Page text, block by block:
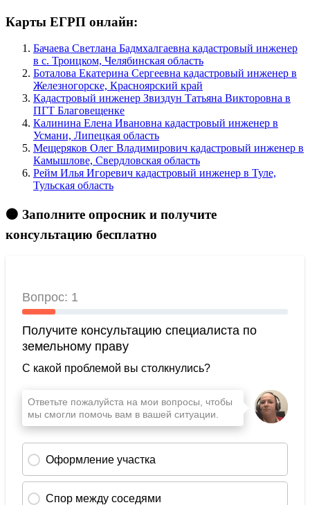
Карты ЕГРП онлайн:
Бачаева Светлана Бадмхалгаевна кадастровый инженер
в c. Троицком, Челябинская область
Боталова Екатерина Сергеевна кадастровый инженер в
Железногорске, Красноярский край
Кадастровый инженер Звиздун Татьяна Викторовна в
ПГТ Благовещенке
Калинина Елена Ивановна кадастровый инженер в
Усмани, Липецкая область
Мещеряков Олег Владимирович кадастровый инженер в
Камышлове, Свердловская область
Рейм Илья Игоревич кадастровый инженер в Туле,
Тульская область
🟠 Заполните опросник и получите
консультацию бесплатно